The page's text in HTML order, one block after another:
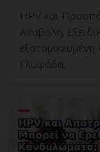
HPV και
Αναβολή;
Γλυφάδα.